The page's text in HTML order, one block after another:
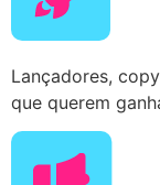
Lançadores,
que querem